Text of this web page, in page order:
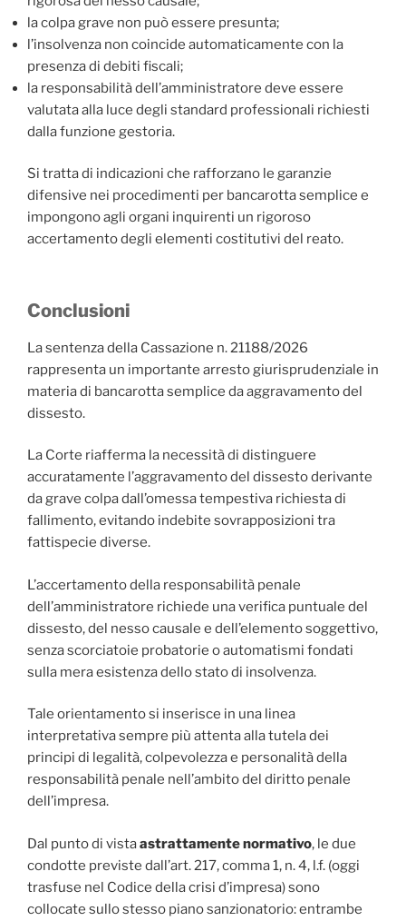
la colpa grave non può essere presunta;
l’insolvenza non coincide automaticamente con la
presenza di debiti fiscali;
la responsabilità dell’amministratore deve essere
valutata alla luce degli standard professionali richiesti
dalla funzione gestoria.
Si tratta di indicazioni che rafforzano le garanzie
difensive nei procedimenti per bancarotta semplice e
impongono agli organi inquirenti un rigoroso
accertamento degli elementi costitutivi del reato.
Conclusioni
La sentenza della Cassazione n. 21188/2026
rappresenta un importante arresto giurisprudenziale in
materia di bancarotta semplice da aggravamento del
dissesto.
La Corte riafferma la necessità di distinguere
accuratamente l’aggravamento del dissesto derivante
da grave colpa dall’omessa tempestiva richiesta di
fallimento, evitando indebite sovrapposizioni tra
fattispecie diverse.
L’accertamento della responsabilità penale
dell’amministratore richiede una verifica puntuale del
dissesto, del nesso causale e dell’elemento soggettivo,
senza scorciatoie probatorie o automatismi fondati
sulla mera esistenza dello stato di insolvenza.
Tale orientamento si inserisce in una linea
interpretativa sempre più attenta alla tutela dei
principi di legalità, colpevolezza e personalità della
responsabilità penale nell’ambito del diritto penale
dell’impresa.
Dal punto di vistaastrattamente normativo, le due
condotte previste dall’art. 217, comma 1, n. 4, l.f. (oggi
trasfuse nel Codice della crisi d’impresa) sono
collocate sullo stesso piano sanzionatorio: entrambe